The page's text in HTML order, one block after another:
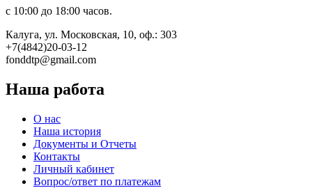
с 10:00 до 18:00 часов.
Калуга, ул. Московская, 10, оф.: 303
+7(4842)20-03-12
fonddtp@gmail.com
Наша работа
О нас
Наша история
Документы и Отчеты
Контакты
Личный кабинет
Вопрос/ответ по платежам